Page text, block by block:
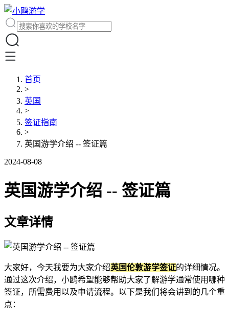
首页
>
英国
>
签证指南
>
英国游学介绍 -- 签证篇
2024-08-08
英国游学介绍 -- 签证篇
文章详情
大家好，今天我要为大家介绍英国伦敦游学签证的详细情况。
通过这次介绍，小鸥希望能够帮助大家了解游学通常使用哪种
签证，所需费用以及申请流程。以下是我们将会讲到的几个重
点：